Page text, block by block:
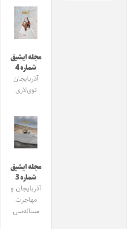
مجله ایشیق
شماره 4
آذربایجان
توی‌لاری
مجله ایشیق
شماره 3
آذربایجان و
مهاجرت
مساله‌سی